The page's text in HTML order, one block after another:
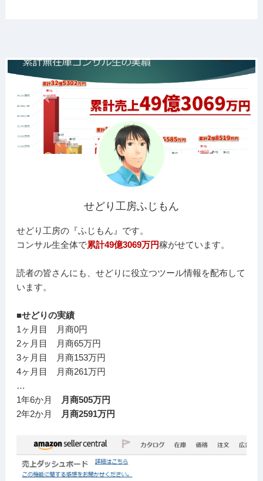
せどり工房ふじもん
せどり工房の『ふじもん』です。
コンサル生全体で累計49億3069万円稼がせています。
読者の皆さんにも、せどりに役立つツール情報を配布して
います。
■せどりの実績
1ヶ月目 月商0円
2ヶ月目 月商65万円
3ヶ月目 月商153万円
4ヶ月目 月商261万円
…
1年6か月
月商505万円
2年2か月
月商2591万円